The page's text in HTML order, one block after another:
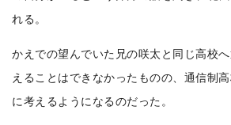
れる。
かえでの望んでいた兄の咲太と同じ高校
えることはできなかったものの、通信制
に考えるようになるのだった。